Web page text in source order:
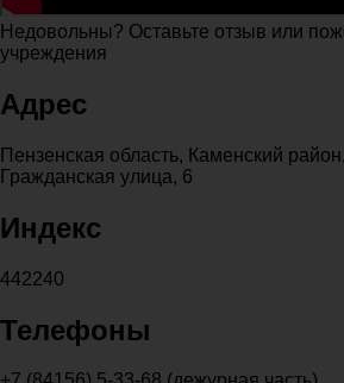
Недовольны? Оставьте отзыв или
учреждения
Адрес
Пензенская область, Каменский
Гражданская улица, 6
Индекс
442240
Телефоны